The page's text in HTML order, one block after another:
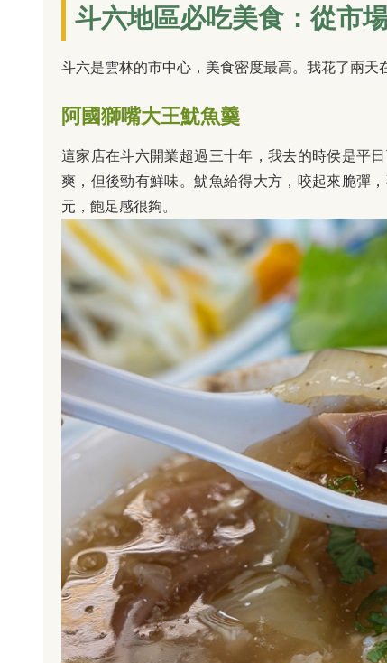
斗六地區必吃美食：從市
斗六是雲林的市中心，美食密度最高。我花了兩天
阿國獅嘴大王魷魚羹
這家店在斗六開業超過三十年，我去的時侯是平
爽，但後勁有鮮味。魷魚給得大方，咬起來脆彈
元，飽足感很夠。